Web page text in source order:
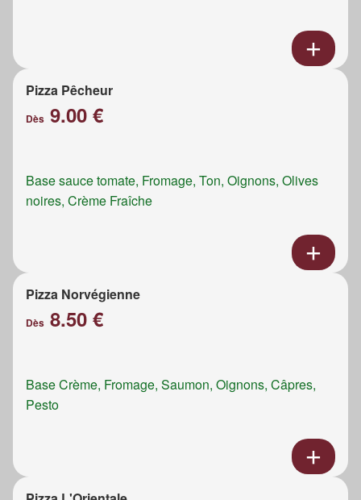
Pizza Pêcheur
Dès 9.00 €
Base sauce tomate, Fromage, Ton, Oignons, Olives
noires, Crème Fraîche
Pizza Norvégienne
Dès 8.50 €
Base Crème, Fromage, Saumon, Oignons, Câpres,
Pesto